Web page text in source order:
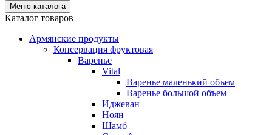
Меню каталога
Каталог товаров
Армянские продукты
Консервация фруктовая
Варенье
Vital
Варенье маленький объем
Варенье большой объем
Иджеван
Ноян
Шамб